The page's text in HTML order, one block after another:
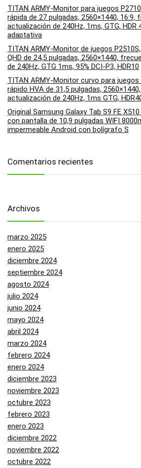
TITAN ARMY-Monitor para juegos
rápida de 27 pulgadas, 2560×1440, 16:9,
actualización de 240Hz, 1ms, GTG, HDR
adaptativa
TITAN ARMY-Monitor de juegos
QHD de 24,5 pulgadas, 2560×1440,
de 240Hz, GTG 1ms, 95% DCI-P3, HDR10
TITAN ARMY-Monitor curvo para juegos
rápido HVA de 31,5 pulgadas,
actualización de 240Hz, 1ms GTG,
Original Samsung Galaxy Tab S9 FE
con pantalla de 10,9 pulgadas WIFI
impermeable Android con bolígrafo S
Comentarios recientes
Archivos
marzo 2025
enero 2025
diciembre 2024
septiembre 2024
agosto 2024
julio 2024
junio 2024
mayo 2024
abril 2024
marzo 2024
febrero 2024
enero 2024
diciembre 2023
noviembre 2023
octubre 2023
febrero 2023
enero 2023
diciembre 2022
noviembre 2022
octubre 2022